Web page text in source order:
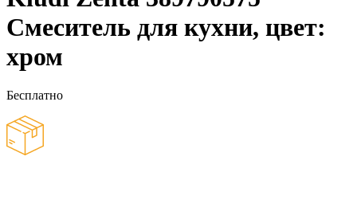
Смеситель для кухни, цвет:
хром
Бесплатно